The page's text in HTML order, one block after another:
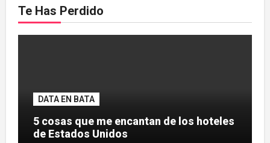
Te Has Perdido
DATA EN BATA
5 cosas que me encantan de los hoteles
de Estados Unidos